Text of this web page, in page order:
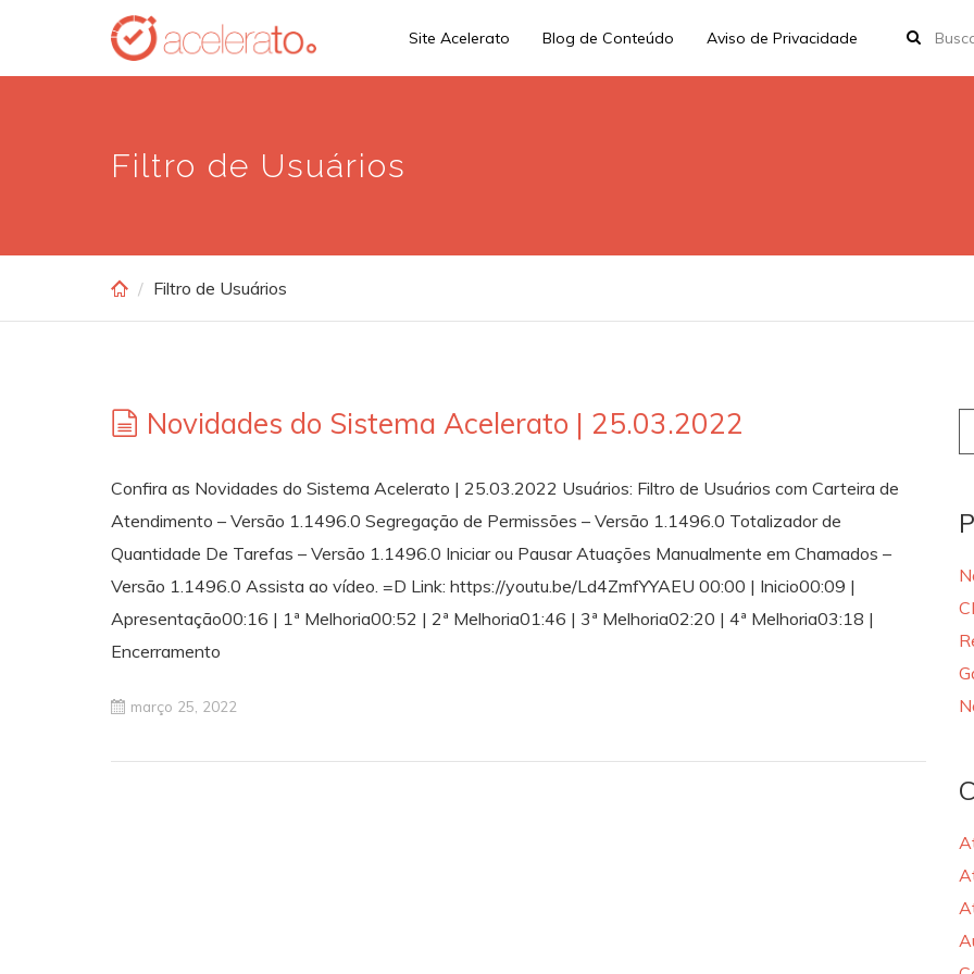
main
Site Acelerato Blog de Conteúdo Aviso de Privacidade
Filtro de Usuários
Filtro de Usuários
Novidades do Sistema Acelerato | 25.03.2022
Confira as Novidades do Sistema Acelerato | 25.03.2022 Usuários: Filtro de Usuários com Carteira de
Atendimento – Versão 1.1496.0 Segregação de Permissões – Versão 1.1496.0 Totalizador de
Quantidade De Tarefas – Versão 1.1496.0 Iniciar ou Pausar Atuações Manualmente em Chamados –
Versão 1.1496.0 Assista ao vídeo. =D Link: https://youtu.be/Ld4ZmfYYAEU 00:00 | Inicio00:09 |
Apresentação00:16 | 1ª Melhoria00:52 | 2ª Melhoria01:46 | 3ª Melhoria02:20 | 4ª Melhoria03:18 |
Encerramento
março 25, 2022